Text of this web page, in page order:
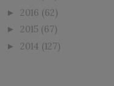
► 2016 (62)
► 2015 (67)
► 2014 (127)